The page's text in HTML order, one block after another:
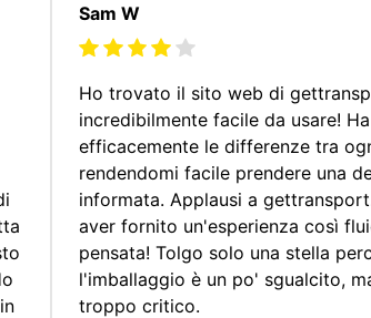
Sam W
Ho trovato il sito web di
incredibilmente facile da usare!
efficacemente le differenze tra
rendendomi facile prendere una
informata. Applausi a
aver fornito un'esperienza così
pensata! Tolgo solo una stella
l'imballaggio è un po' sgualcito,
troppo critico.